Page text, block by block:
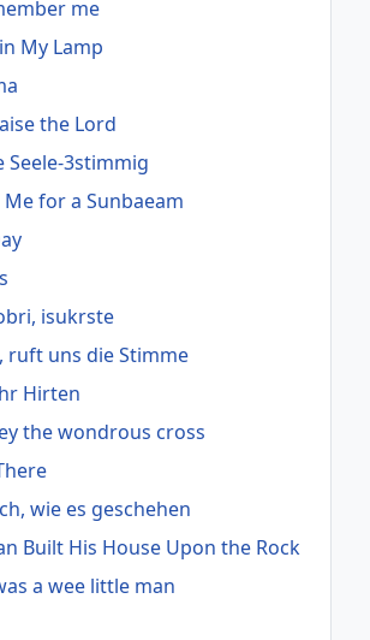
me
My Lamp
the Lord
Seele-3stimmig
Me for a Sunbaeam
isukrste
ruft uns die Stimme
Hirten
the wondrous cross
wie es geschehen
Built His House Upon the Rock
a wee little man